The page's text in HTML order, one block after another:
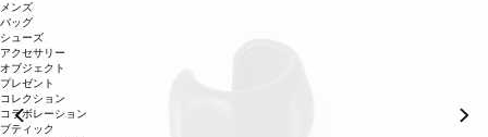
メンズ
バッグ
シューズ
アクセサリー
オブジェクト
プレゼント
コレクション
コラボレーション
ブティック